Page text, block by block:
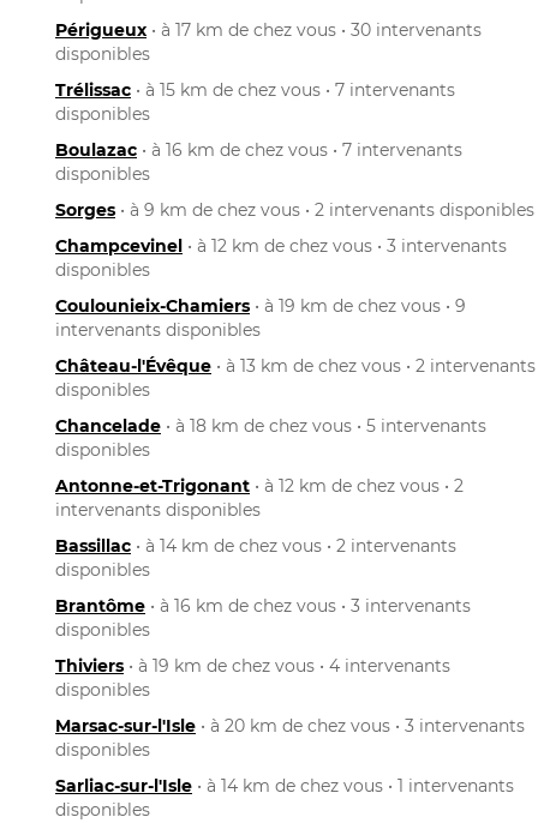
Périgueux • à 17 km de chez vous • 30 intervenants
disponibles
Trélissac • à 15 km de chez vous • 7 intervenants
disponibles
Boulazac • à 16 km de chez vous • 7 intervenants
disponibles
Sorges • à 9 km de chez vous • 2 intervenants disponibles
Champcevinel • à 12 km de chez vous • 3 intervenants
disponibles
Coulounieix-Chamiers • à 19 km de chez vous • 9
intervenants disponibles
Château-l'Évêque • à 13 km de chez vous • 2 intervenants
disponibles
Chancelade • à 18 km de chez vous • 5 intervenants
disponibles
Antonne-et-Trigonant • à 12 km de chez vous • 2
intervenants disponibles
Bassillac • à 14 km de chez vous • 2 intervenants
disponibles
Brantôme • à 16 km de chez vous • 3 intervenants
disponibles
Thiviers • à 19 km de chez vous • 4 intervenants
disponibles
Marsac-sur-l'Isle • à 20 km de chez vous • 3 intervenants
disponibles
Sarliac-sur-l'Isle • à 14 km de chez vous • 1 intervenants
disponibles